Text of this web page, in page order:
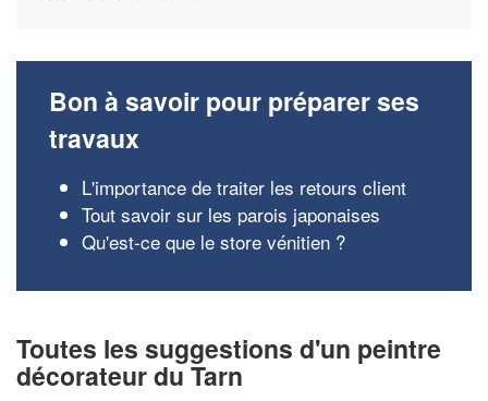
Bon à savoir pour préparer ses
travaux
L'importance de traiter les retours client
Tout savoir sur les parois japonaises
Qu'est-ce que le store vénitien ?
Toutes les suggestions d'un peintre
décorateur du Tarn